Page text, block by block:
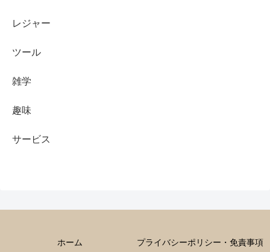
レジャー
ツール
雑学
趣味
サービス
ホーム プライバシーポリシー・免責事項